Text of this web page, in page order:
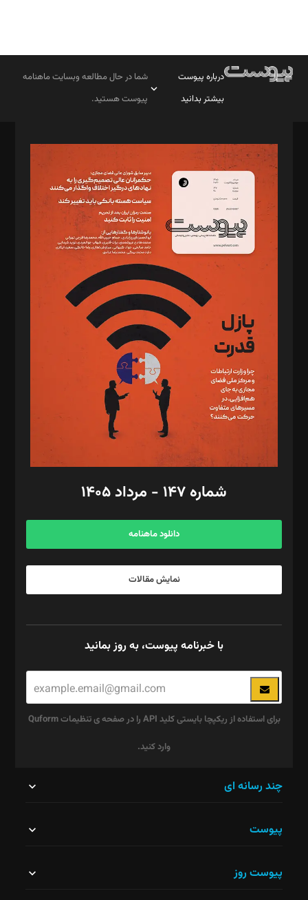
درباره پیوست
بیشتر بدانید
شما در حال مطالعه وبسایت ماهنامه
پیوست هستید.
مدیر مسئول: محمدباقر اثنی‌عشری
سردبیر: مهرک محمودی
دبیر تحریریه: میثم قاسمی
د‌بیر ناداستان: سمانه سمیع
د‌بیر خدمت و تجارت: ابوالفضل رجبی
د‌بیر حقوق فناوری: حسام‌الدین ایپکچی
د‌بیر پیوست جهان: مینا پاکدل
د‌بیر تحریریه آنلاین: بابک نقاش
تحریریه‌: مجتبی محمود‌ی، آرش برهمند، یسنا امان‌پور، سروش کرمیان،
مصطفی مسجدی آرانی، ابوالفضل رجبی، زهرا فکرانه، فائزه فتحی
رستمی،مصطفی باستان
ویرایش: نگار استاد‌‌آقا
طراح یونیفرم: مجید توکلی
فیلمبرداری و عکاسی: امیر شفیعی، مانی لطفی زاده
گرافیک و صفحه‌آرایی: سید‌سبحان‌علی ثابت
مد‌یر توسعه تجاری: کامبیز برید‌
امور مالی: شاپور رهبری، محمد‌ کاظمی‌نیا
آگهی و مشترکین: ۰۹۱۹۹۹۹۰۴۵۴
شماره ۱۴۷ - مرداد ۱۴۰۵
دانلود ماهنامه
نمایش مقالات
با خبرنامه پیوست، به روز بمانید
برای استفاده از ریکپچا بایستی کلید API را در صفحه ی تنظیمات Quform
وارد کنید.
نباید
چند رسانه ای
پیوست
پیوست روز